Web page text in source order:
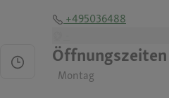
+495036488
Öffnungszeiten
Montag